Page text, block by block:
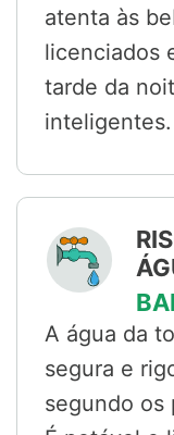
atenta às
licenciados
tarde da
inteligentes.
A água da
segura e
segundo os